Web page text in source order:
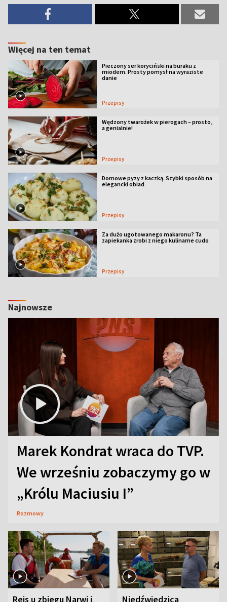
Więcej na ten temat
Pieczony ser koryciński na buraku z
miodem. Prosty pomysł na wyraziste
danie
Przepisy
Wędzony twarożek w pierogach – prosto,
a genialnie!
Przepisy
Domowe pyzy z kaczką. Szybki sposób na
elegancki obiad
Przepisy
Za dużo ugotowanego makaronu? Ta
zapiekanka zrobi z niego kulinarne cudo
Przepisy
Najnowsze
Marek Kondrat wraca do TVP.
We wrześniu zobaczymy go w
„Królu Maciusiu I”
Rozmowy
Rejs u zbiegu Narwi i Niedźwiedzica